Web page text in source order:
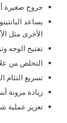
جروح صغيرة
يساعد
الأخرى مثل
تفتيح الوجه
التخلص من
تسريع
زيادة مرونة
تعزيز عملية